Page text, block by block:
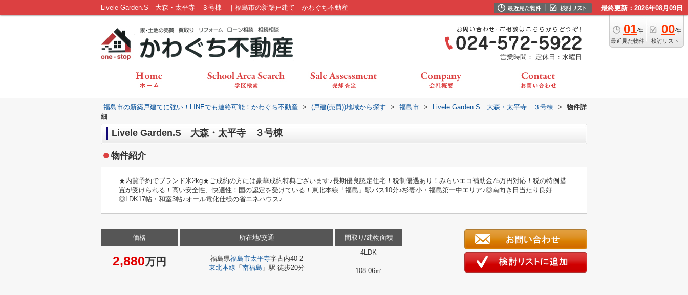
Livele Garden.S 大森・太平寺 ３号棟｜｜福島市の新築戸建て｜かわぐち不動産 最終更新：2026年08月09日
01件
最近見た物件
00件
検討リスト
営業時間： 定休日：水曜日
福島市の新築戸建てに強い！LINEでも連絡可能！かわぐち不動産 > (戸建(売買))地域から探す > 福島市 > Livele Garden.S 大森・太平寺 ３号棟 >
物件詳
細
Livele Garden.S 大森・太平寺 ３号棟
物件紹介
★内覧予約でブランド米2kg★ご成約の方には豪華成約特典ございます♪長期優良認定住宅！税制優遇あり！みらいエコ補助金75万円対応！税の特例措
置が受けられる！高い安全性、快適性！国の認定を受けている！東北本線「福島」駅バス10分♪杉妻小・福島第一中エリア♪◎南向き日当たり良好
◎LDK17帖・和室3帖♪オール電化仕様の省エネハウス♪
価格
2,880万円
所在地/交通
福島県福島市太平寺字古内40-2
東北本線 「 南福島 」駅 徒歩20分
間取り/建物面積
4LDK
108.06㎡